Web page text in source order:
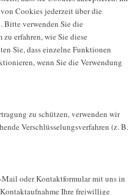
Cookies jederzeit über die
Bitte verwenden Sie die
erfahren, wie Sie diese
Sie, dass einzelne Funktionen
wenn Sie die Verwendung
zu schützen, verwenden wir
Verschlüsselungsverfahren (z. B.
oder Kontaktformular mit uns in
Ihre freiwillige